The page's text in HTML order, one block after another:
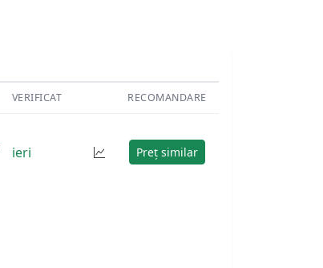
VERIFICAT RECOMANDARE
ieri Preț similar